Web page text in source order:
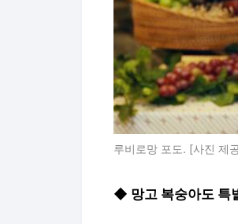
루비로망 포도. [사진 제
◆ 망고 복숭아도 특